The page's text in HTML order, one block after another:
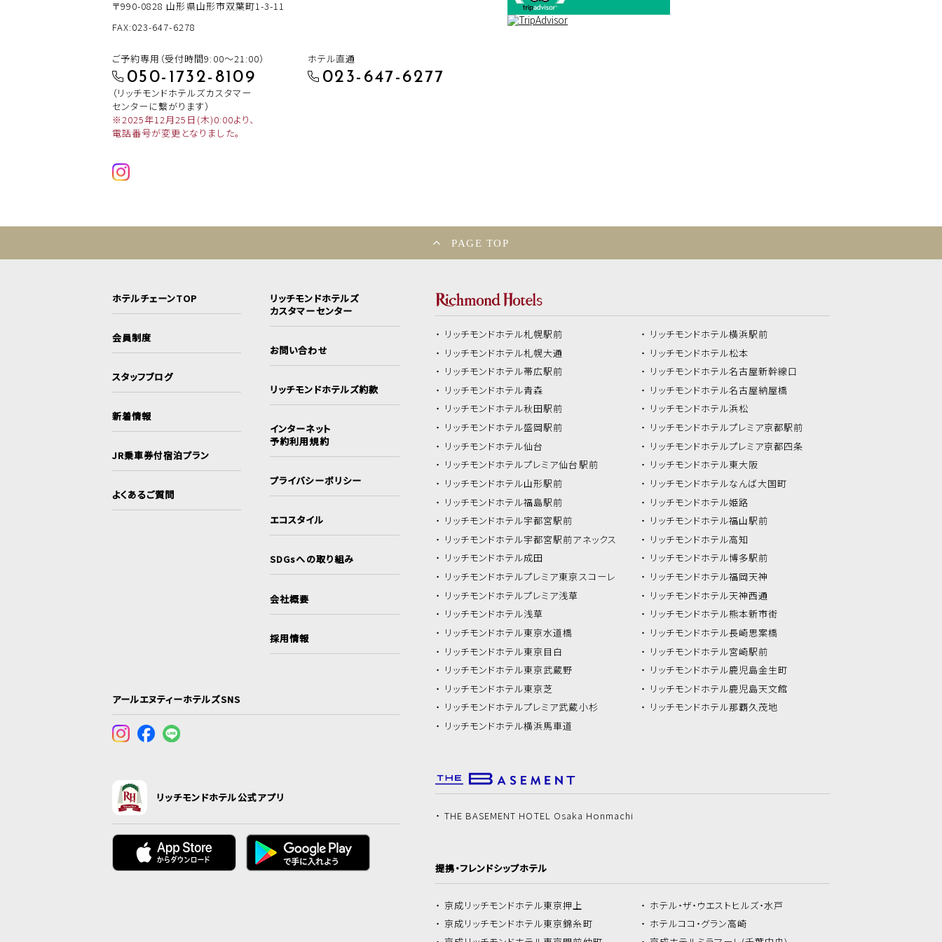
〒990-0828 山形県山形市双葉町1-3-11
FAX:023-647-6278
ご予約専用（受付時間9:00～21:00）
050-1732-8109
（リッチモンドホテルズカスタマー
センターに繋がります）
※2025年12月25日(木)0:00より、
電話番号が変更となりました。
ホテル直通
023-647-6277
PAGE TOP
ホテルチェーンTOP
会員制度
スタッフブログ
新着情報
JR乗車券付宿泊プラン
よくあるご質問
リッチモンドホテルズ
カスタマーセンター
お問い合わせ
リッチモンドホテルズ約款
インターネット
予約利用規約
プライバシーポリシー
エコスタイル
SDGsへの取り組み
会社概要
採用情報
アールエヌティーホテルズSNS
リッチモンドホテル公式アプリ
リッチモンドホテル札幌駅前
リッチモンドホテル札幌大通
リッチモンドホテル帯広駅前
リッチモンドホテル青森
リッチモンドホテル秋田駅前
リッチモンドホテル盛岡駅前
リッチモンドホテル仙台
リッチモンドホテルプレミア仙台駅前
リッチモンドホテル山形駅前
リッチモンドホテル福島駅前
リッチモンドホテル宇都宮駅前
リッチモンドホテル宇都宮駅前アネックス
リッチモンドホテル成田
リッチモンドホテルプレミア東京スコーレ
リッチモンドホテルプレミア浅草
リッチモンドホテル浅草
リッチモンドホテル東京水道橋
リッチモンドホテル東京目白
リッチモンドホテル東京武蔵野
リッチモンドホテル東京芝
リッチモンドホテルプレミア武蔵小杉
リッチモンドホテル横浜馬車道
リッチモンドホテル横浜駅前
リッチモンドホテル松本
リッチモンドホテル名古屋新幹線口
リッチモンドホテル名古屋納屋橋
リッチモンドホテル浜松
リッチモンドホテルプレミア京都駅前
リッチモンドホテルプレミア京都四条
リッチモンドホテル東大阪
リッチモンドホテルなんば大国町
リッチモンドホテル姫路
リッチモンドホテル福山駅前
リッチモンドホテル高知
リッチモンドホテル博多駅前
リッチモンドホテル福岡天神
リッチモンドホテル天神西通
リッチモンドホテル熊本新市街
リッチモンドホテル長崎思案橋
リッチモンドホテル宮崎駅前
リッチモンドホテル鹿児島金生町
リッチモンドホテル鹿児島天文館
リッチモンドホテル那覇久茂地
THE BASEMENT HOTEL Osaka Honmachi
提携・フレンドシップホテル
京成リッチモンドホテル東京押上 ホテル・ザ・ ウエストヒルズ・水戸
京成リッチモンドホテル東京錦糸町 ホテルココ・グラン高崎